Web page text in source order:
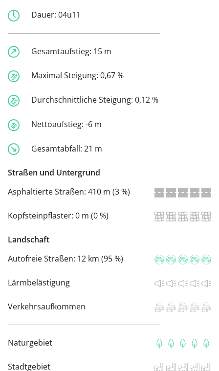
Dauer: 04u11
Gesamtaufstieg: 15 m
Maximal Steigung: 0,67 %
Durchschnittliche Steigung: 0,12 %
Nettoaufstieg: -6 m
Gesamtabfall: 21 m
Straßen und Untergrund
Asphaltierte Straßen: 410 m (3 %)
Kopfsteinpflaster: 0 m (0 %)
Landschaft
Autofreie Straßen: 12 km (95 %)
Lärmbelästigung
Verkehrsaufkommen
Naturgebiet
Stadtgebiet